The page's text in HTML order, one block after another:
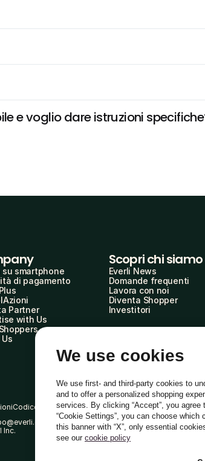
e voglio dare istruzioni
su smartphone
di pagamento
Partner
with Us
Scopri chi siamo
Everli News
Domande frequenti
Lavora con noi
Diventa Shopper
Investitori
Codice Etico
Inc.
We use cookies
We use first- and third-party cookies to
and to offer a personalized shopping
services. By clicking “Accept”, you
“Cookie Settings”, you can choose
this banner with “X”, only essential
see our cookie policy